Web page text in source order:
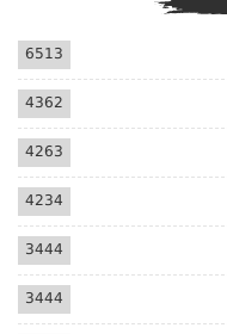
6513
4362
4263
4234
3444
3444